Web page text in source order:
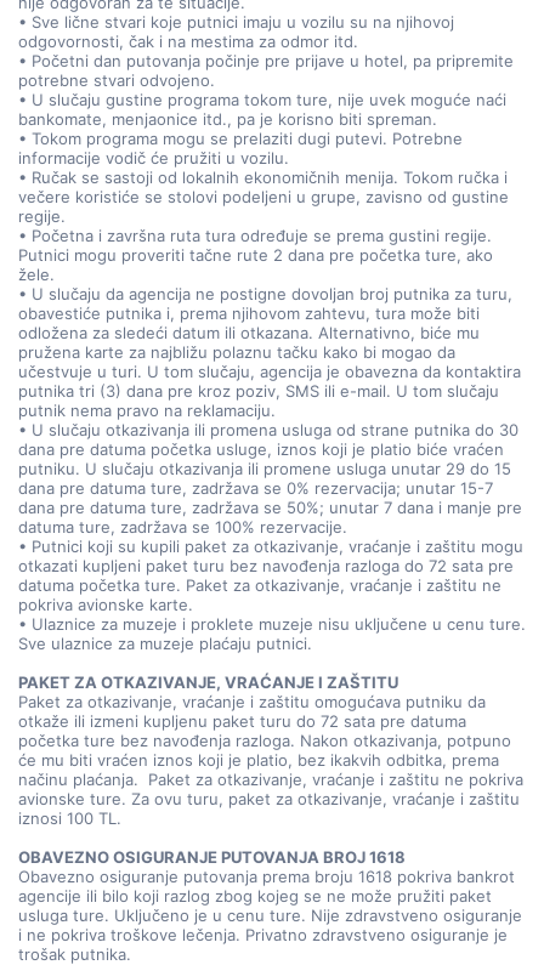
• Sve lične stvari koje putnici imaju u vozilu su na njihovoj
odgovornosti, čak i na mestima za odmor itd.
• Početni dan putovanja počinje pre prijave u hotel, pa pripremite
potrebne stvari odvojeno.
• U slučaju gustine programa tokom ture, nije uvek moguće naći
bankomate, menjaonice itd., pa je korisno biti spreman.
• Tokom programa mogu se prelaziti dugi putevi. Potrebne
informacije vodič će pružiti u vozilu.
• Ručak se sastoji od lokalnih ekonomičnih menija. Tokom ručka i
večere koristiće se stolovi podeljeni u grupe, zavisno od gustine
regije.
• Početna i završna ruta tura određuje se prema gustini regije.
Putnici mogu proveriti tačne rute 2 dana pre početka ture, ako
žele.
• U slučaju da agencija ne postigne dovoljan broj putnika za turu,
obavestiće putnika i, prema njihovom zahtevu, tura može biti
odložena za sledeći datum ili otkazana. Alternativno, biće mu
pružena karte za najbližu polaznu tačku kako bi mogao da
učestvuje u turi. U tom slučaju, agencija je obavezna da kontaktira
putnika tri (3) dana pre kroz poziv, SMS ili e-mail. U tom slučaju
putnik nema pravo na reklamaciju.
• U slučaju otkazivanja ili promena usluga od strane putnika do 30
dana pre datuma početka usluge, iznos koji je platio biće vraćen
putniku. U slučaju otkazivanja ili promene usluga unutar 29 do 15
dana pre datuma ture, zadržava se 0% rezervacija; unutar 15-7
dana pre datuma ture, zadržava se 50%; unutar 7 dana i manje pre
datuma ture, zadržava se 100% rezervacije.
• Putnici koji su kupili paket za otkazivanje, vraćanje i zaštitu mogu
otkazati kupljeni paket turu bez navođenja razloga do 72 sata pre
datuma početka ture. Paket za otkazivanje, vraćanje i zaštitu ne
pokriva avionske karte.
• Ulaznice za muzeje i proklete muzeje nisu uključene u cenu ture.
Sve ulaznice za muzeje plaćaju putnici.
PAKET ZA OTKAZIVANJE, VRAĆANJE I ZAŠTITU
Paket za otkazivanje, vraćanje i zaštitu omogućava putniku da
otkaže ili izmeni kupljenu paket turu do 72 sata pre datuma
početka ture bez navođenja razloga. Nakon otkazivanja, potpuno
će mu biti vraćen iznos koji je platio, bez ikakvih odbitka, prema
načinu plaćanja. Paket za otkazivanje, vraćanje i zaštitu ne pokriva
avionske ture. Za ovu turu, paket za otkazivanje, vraćanje i zaštitu
iznosi 100 TL.
OBAVEZNO OSIGURANJE PUTOVANJA BROJ 1618
Obavezno osiguranje putovanja prema broju 1618 pokriva bankrot
agencije ili bilo koji razlog zbog kojeg se ne može pružiti paket
usluga ture. Uključeno je u cenu ture. Nije zdravstveno osiguranje
i ne pokriva troškove lečenja. Privatno zdravstveno osiguranje je
trošak putnika.